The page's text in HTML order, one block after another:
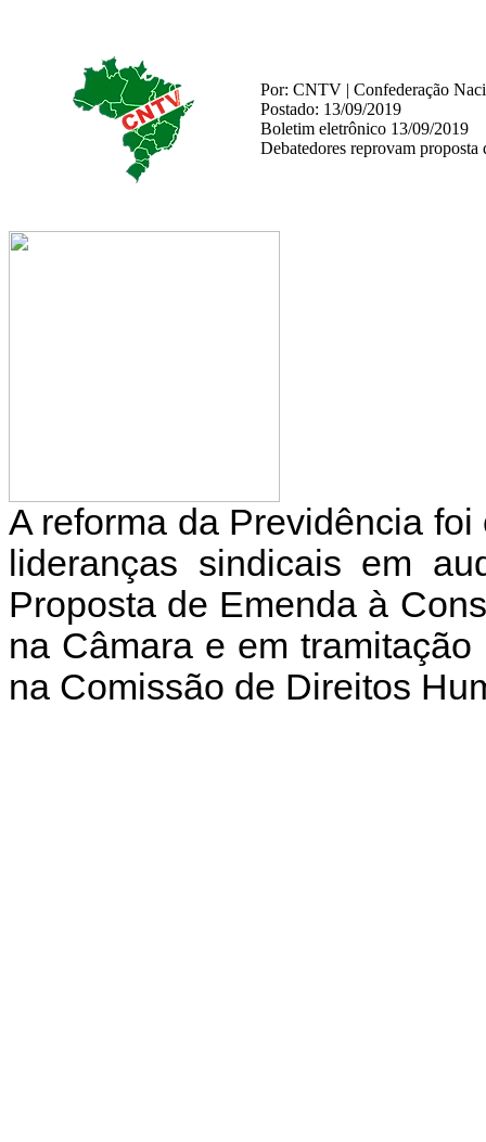
Por: CNTV | Confederação
Postado: 13/09/2019
Boletim eletrônico 13/09/2019
Debatedores reprovam
A reforma da Previdência
lideranças sindicais em
Proposta de Emenda à
na Câmara e em
na Comissão de Direitos